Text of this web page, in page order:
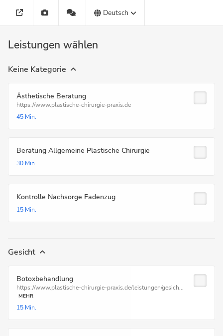
Deutsch
Leistungen wählen
Keine Kategorie
Ästhetische Beratung
https://www.plastische-chirurgie-praxis.de
45 Min.
Beratung Allgemeine Plastische Chirurgie
30 Min.
Kontrolle Nachsorge Fadenzug
15 Min.
Gesicht
Botoxbehandlung
https://www.plastische-chirurgie-praxis.de/leistungen/gesich...
MEHR
15 Min.